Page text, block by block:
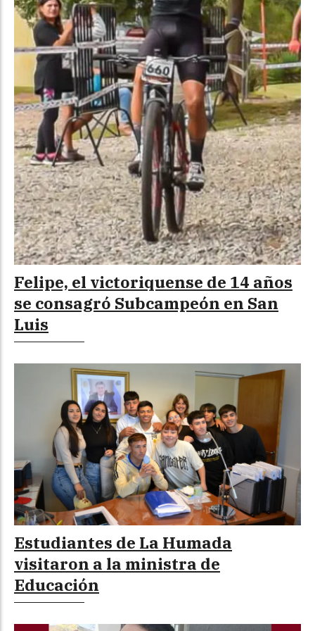
Felipe, el victoriquense de 14 años
se consagró Subcampeón en San
Luis
Estudiantes de La Humada
visitaron a la ministra de
Educación